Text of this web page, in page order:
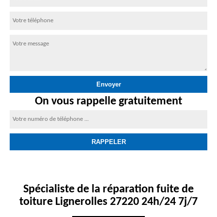
On vous rappelle gratuitement
Spécialiste de la réparation fuite de
toiture Lignerolles 27220 24h/24 7j/7